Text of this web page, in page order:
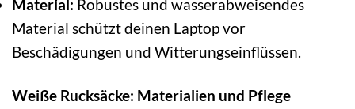
Material: Robustes und wasserabweisendes
Material schützt deinen Laptop vor
Beschädigungen und Witterungseinflüssen.
Weiße Rucksäcke: Materialien und Pflege